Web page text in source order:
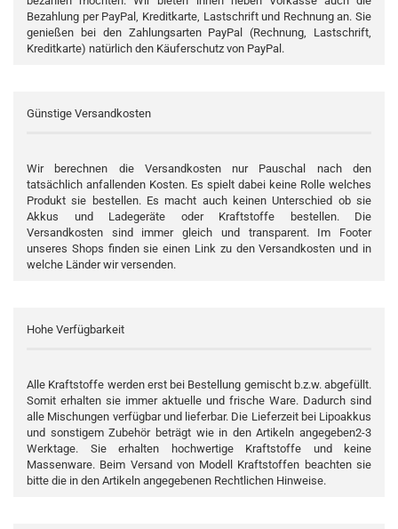
Bezahlung per PayPal, Kreditkarte, Lastschrift und Rechnung an. Sie
genießen bei den Zahlungsarten PayPal (Rechnung, Lastschrift,
Kreditkarte) natürlich den Käuferschutz von PayPal.
Günstige Versandkosten
Wir berechnen die Versandkosten nur Pauschal nach den
tatsächlich anfallenden Kosten. Es spielt dabei keine Rolle welches
Produkt sie bestellen. Es macht auch keinen Unterschied ob sie
Akkus und Ladegeräte oder Kraftstoffe bestellen. Die
Versandkosten sind immer gleich und transparent. Im Footer
unseres Shops finden sie einen Link zu den Versandkosten und in
welche Länder wir versenden.
Hohe Verfügbarkeit
Alle Kraftstoffe werden erst bei Bestellung gemischt b.z.w. abgefüllt.
Somit erhalten sie immer aktuelle und frische Ware. Dadurch sind
alle Mischungen verfügbar und lieferbar. Die Lieferzeit bei Lipoakkus
und sonstigem Zubehör beträgt wie in den Artikeln angegeben2-3
Werktage. Sie erhalten hochwertige Kraftstoffe und keine
Massenware. Beim Versand von Modell Kraftstoffen beachten sie
bitte die in den Artikeln angegebenen Rechtlichen Hinweise.